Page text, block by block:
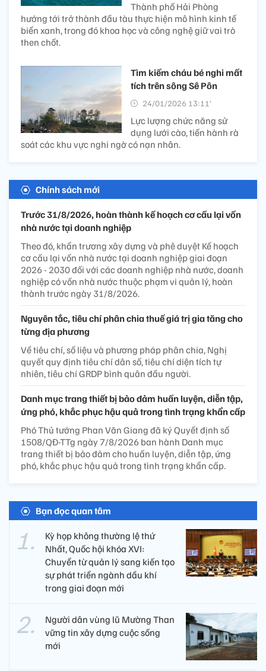
Thành phố Hải Phòng
hướng tới trở thành đầu tàu thực hiện mô hình kinh tế
biển xanh, trong đó khoa học và công nghệ giữ vai trò
then chốt.
Tìm kiếm cháu bé nghi mất
tích trên sông Sê Pôn
24/01/2026 13:11’
Lực lượng chức năng sử
dụng lưới cào, tiến hành rà
soát các khu vực nghi ngờ có nạn nhân.
Chính sách mới
Trước 31/8/2026, hoàn thành kế hoạch cơ cấu lại vốn
nhà nước tại doanh nghiệp
Theo đó, khẩn trương xây dựng và phê duyệt Kế hoạch
cơ cấu lại vốn nhà nước tại doanh nghiệp giai đoạn
2026 - 2030 đối với các doanh nghiệp nhà nước, doanh
nghiệp có vốn nhà nước thuộc phạm vi quản lý, hoàn
thành trước ngày 31/8/2026.
Nguyên tắc, tiêu chí phân chia thuế giá trị gia tăng cho
từng địa phương
Về tiêu chí, số liệu và phương pháp phân chia, Nghị
quyết quy định tiêu chí dân số, tiêu chí diện tích tự
nhiên, tiêu chí GRDP bình quân đầu người.
Danh mục trang thiết bị bảo đảm huấn luyện, diễn tập,
ứng phó, khắc phục hậu quả trong tình trạng khẩn cấp
Phó Thủ tướng Phan Văn Giang đã ký Quyết định số
1508/QĐ-TTg ngày 7/8/2026 ban hành Danh mục
trang thiết bị bảo đảm cho huấn luyện, diễn tập, ứng
phó, khắc phục hậu quả trong tình trạng khẩn cấp.
Bạn đọc quan tâm
Kỳ họp không thường lệ thứ
Nhất, Quốc hội khóa XVI:
Chuyển từ quản lý sang kiến tạo
sự phát triển ngành dầu khí
trong giai đoạn mới
Người dân vùng lũ Mường Than
vững tin xây dựng cuộc sống
mới